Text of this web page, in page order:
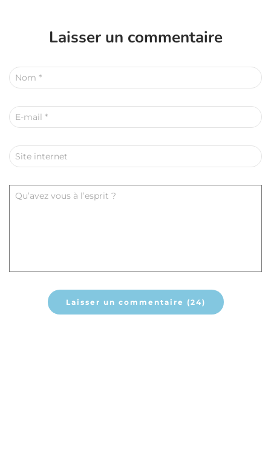
Laisser un commentaire
Nom *
E-mail *
Site internet
Qu’avez vous à l’esprit ?